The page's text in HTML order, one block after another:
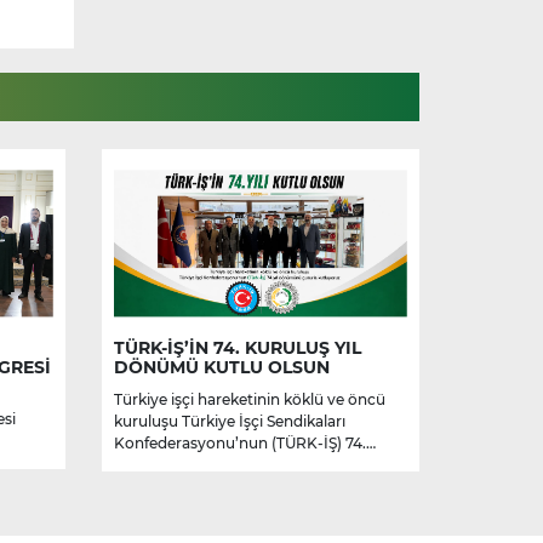
TÜRK-İŞ’İN 74. KURULUŞ YIL
DÖNÜMÜ KUTLU OLSUN
Türkiye işçi hareketinin köklü ve öncü
kuruluşu Türkiye İşçi Sendikaları
Konfederasyonu’nun (TÜRK-İŞ) 74.